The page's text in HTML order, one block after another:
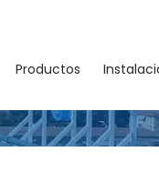
Productos